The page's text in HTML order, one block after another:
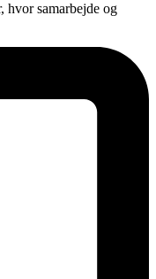
hvor samarbejde og